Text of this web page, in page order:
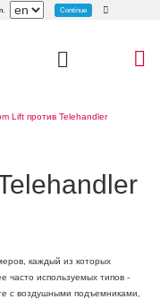
Continue
Lift против Telehandler
каждый из которых
часто используемых типов -
с воздушными подъемниками,